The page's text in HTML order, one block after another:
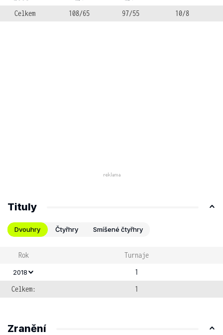
Celkem
108/65 97/55 10/8
Tituly
Dvouhry Čtyřhry Smíšené čtyřhry
Rok Turnaje
2018
1
Celkem:
1
Zranění